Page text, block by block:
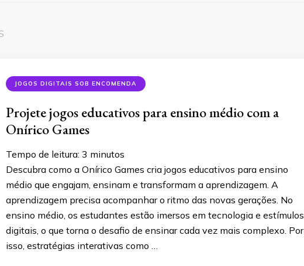
JOGOS DIGITAIS SOB ENCOMENDA
Projete jogos educativos para ensino médio com a
Onírico Games
Tempo de leitura: 3 minutos
Descubra como a Onírico Games cria jogos educativos para ensino
médio que engajam, ensinam e transformam a aprendizagem. A
aprendizagem precisa acompanhar o ritmo das novas gerações. No
ensino médio, os estudantes estão imersos em tecnologia e estímulos
digitais, o que torna o desafio de ensinar cada vez mais complexo. Por
isso, estratégias interativas como …